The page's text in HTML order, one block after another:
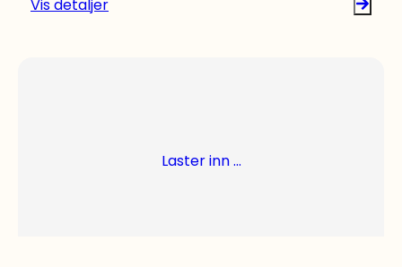
Vis detaljer
Laster inn ...